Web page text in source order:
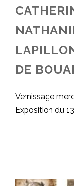
DE
Vernissage
Exposition du